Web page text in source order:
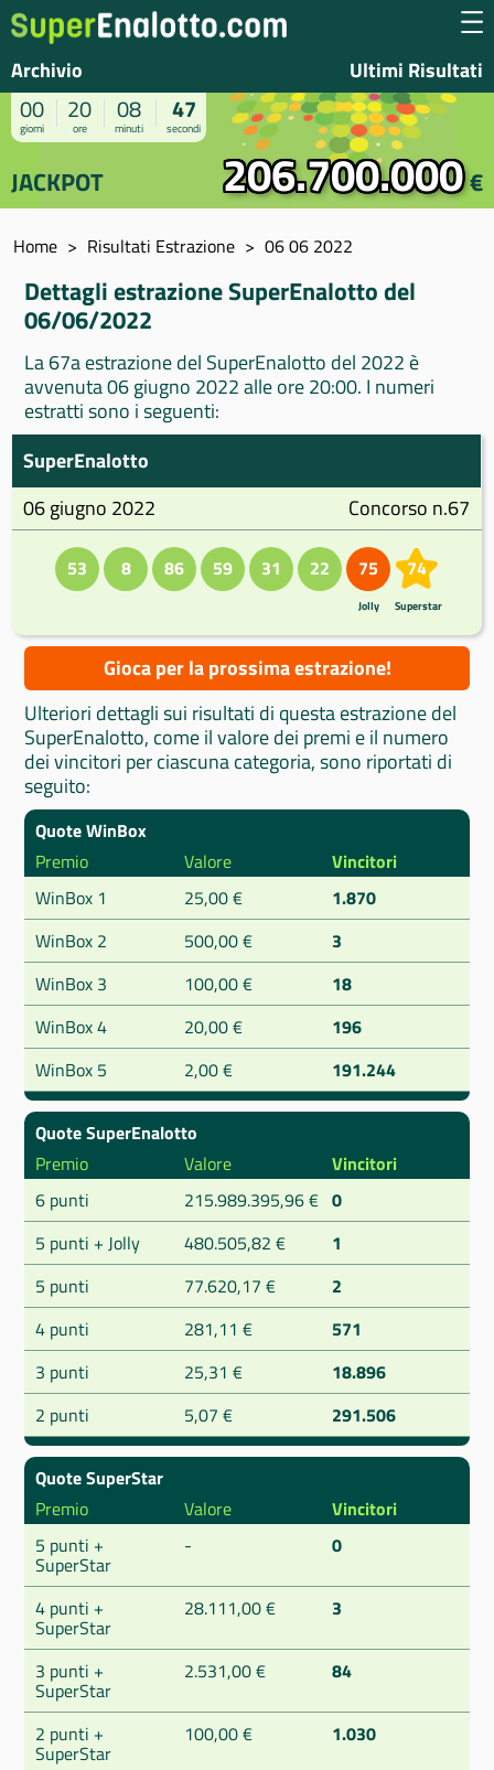
Archivio Ultimi Risultati
00
giorni
20
ore
08
minuti
47
secondi
JACKPOT 206.700.000€
Home Risultati Estrazione 06 06 2022
Dettagli estrazione SuperEnalotto del
06/06/2022
La 67a estrazione del SuperEnalotto del 2022 è
avvenuta 06 giugno 2022 alle ore 20:00. I numeri
estratti sono i seguenti:
SuperEnalotto
06 giugno 2022
Concorso n.67
53 8 86 59 31 22 75
Jolly
74
Superstar
Gioca per la prossima estrazione!
Ulteriori dettagli sui risultati di questa estrazione del
SuperEnalotto, come il valore dei premi e il numero
dei vincitori per ciascuna categoria, sono riportati di
seguito:
Quote WinBox
Premio
Valore
Vincitori
WinBox 1
25,00 €
1.870
WinBox 2
500,00 €
3
WinBox 3
100,00 €
18
WinBox 4
20,00 €
196
WinBox 5
2,00 € 191.244
Quote SuperEnalotto
Premio
Valore
Vincitori
6 punti
215.989.395,96 € 0
5 punti + Jolly
480.505,82 €
1
5 punti
77.620,17 €
2
4 punti
281,11 €
571
3 punti
25,31 €
18.896
2 punti
5,07 € 291.506
Quote SuperStar
Premio
Valore
Vincitori
5 punti +
SuperStar
- 0
4 punti +
SuperStar
28.111,00 € 3
3 punti +
SuperStar
2.531,00 € 84
2 punti +
SuperStar
100,00 € 1.030